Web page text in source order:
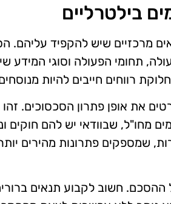
בילטרליים
מרכזיים שיש להקפיד עליהם.
תחומי הפעולה וסוגי המידע
רווחים חייבים להיות
את אופן פתרון הסכסוכים.
מחו"ל, שבוודאי יש להם חוקים
שמספקים פתרונות מהירים
ההסכם. חשוב לקבוע תנאים